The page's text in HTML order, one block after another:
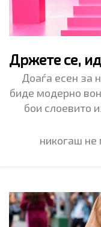
Држете се,
Доаѓа есен за
биде модерно
бои слоевито
никогаш